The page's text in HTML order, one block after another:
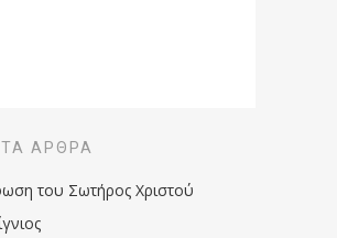
ΆΡΘΡΑ
του Σωτήρος Χριστού